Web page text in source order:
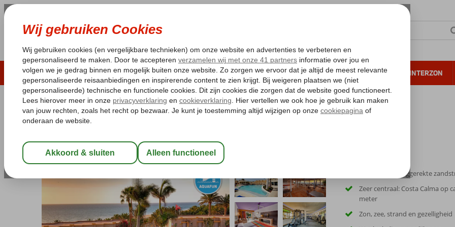
LAST MINUTE ZOMER 2026 ZONVAKANTIE VERRE REIZEN ALL INCLUSIVE WINTERZON
Pakketgarantie Laagsteprijsgarantie* Gratis annuleren*
Home
Spanje Canarische Eilanden
SBH Monica Beach
All Inclusive Aparthotel
Loop zo het langgerekte
Zeer centraal: Costa Calma op
meter
Zon, zee, strand en gezelligheid